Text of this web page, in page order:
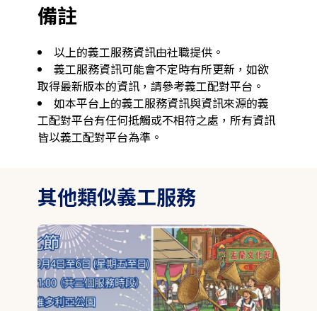
備註
以上的義工服務資訊由社職提供。
義工服務資訊可能會不定時有所更新，如欲
取得最新版本的資訊，請參考義工配對平台。
如本平台上的義工服務資訊與資訊來源的義
工配對平台有任何抵觸或不相符之處，所有資訊
皆以義工配對平台為準。
其他類似義工服務